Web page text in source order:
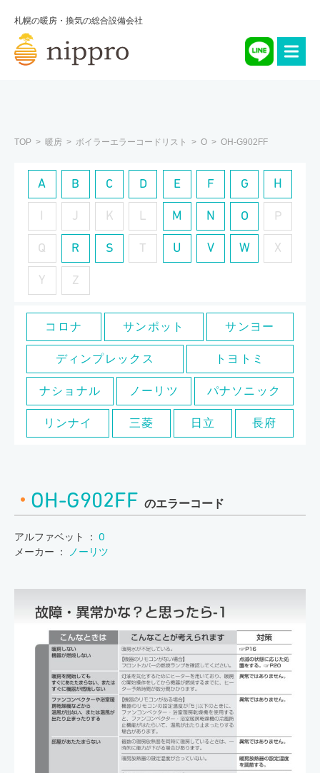
札幌の暖房・換気の総合設備会社
TOP 暖房 ボイラーエラーコードリスト O OH-G902FF
A B C D E F G H
J K L M N O P
Q R S T U V W X
Y Z
コロナ サンポット サンヨー
ディンプレックス トヨトミ
ナショナル ノーリツ パナソニック
リンナイ 三菱 日立 長府
OH-G902FF のエラーコード
アルファベット ： O
メーカー ：
ノーリツ